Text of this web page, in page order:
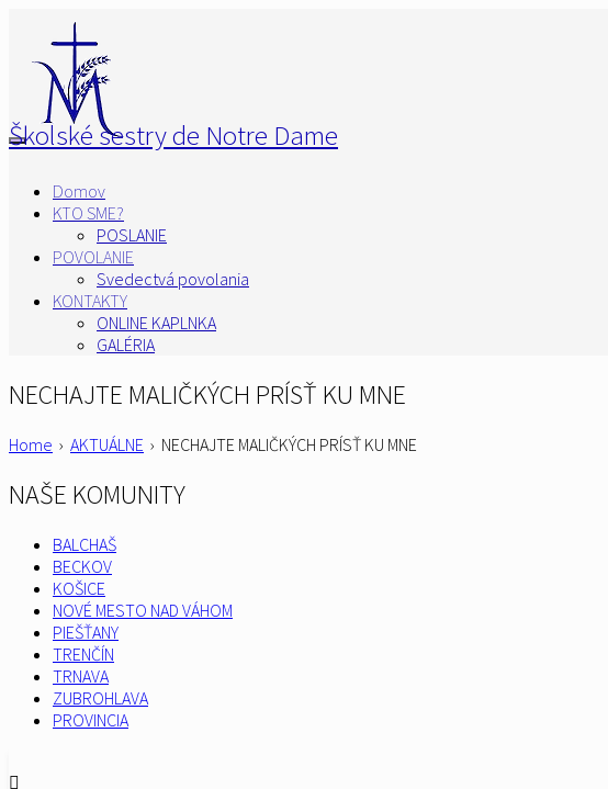
Školské sestry de Notre Dame
Domov
KTO SME?
POSLANIE
POVOLANIE
Svedectvá povolania
KONTAKTY
ONLINE KAPLNKA
GALÉRIA
NECHAJTE MALIČKÝCH PRÍSŤ KU MNE
Home › AKTUÁLNE › NECHAJTE MALIČKÝCH PRÍSŤ KU MNE
NAŠE KOMUNITY
BALCHAŠ
BECKOV
KOŠICE
NOVÉ MESTO NAD VÁHOM
PIEŠŤANY
TRENČÍN
TRNAVA
ZUBROHLAVA
PROVINCIA